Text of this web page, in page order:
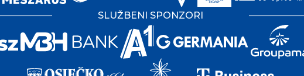
SLUŽBENI SPONZORI